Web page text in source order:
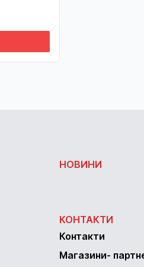
НОВИНИ
КОНТАКТИ
Контакти
Магазини-